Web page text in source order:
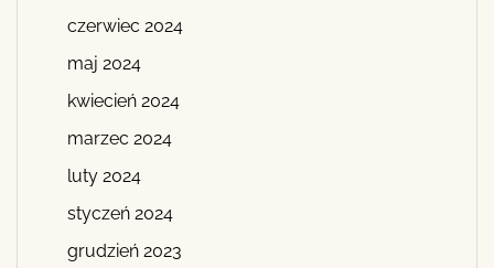
czerwiec 2024
maj 2024
kwiecień 2024
marzec 2024
luty 2024
styczeń 2024
grudzień 2023